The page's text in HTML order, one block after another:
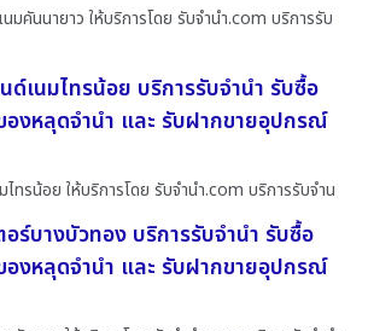
มคันนายาว ให้บริการโดย รับจํานํา.com บริการรับ
ด์เนมไทรน้อย บริการรับจำนำ รับซื้อ
งหลุดจำนำ และ รับฝากขายอุปกรณ์
ไทรน้อย ให้บริการโดย รับจํานํา.com บริการรับจำน
ร์บางบัวทอง บริการรับจำนำ รับซื้อ
งหลุดจำนำ และ รับฝากขายอุปกรณ์